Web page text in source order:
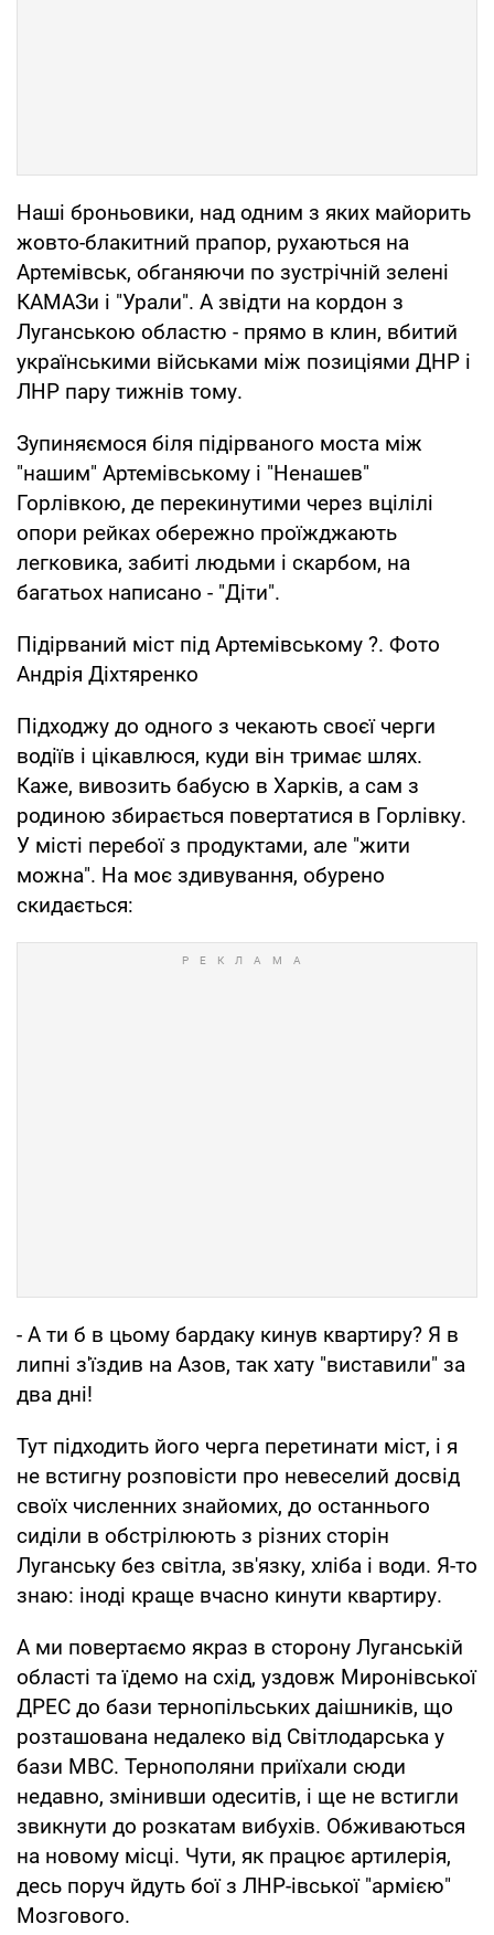
Наші броньовики, над одним з яких майорить
жовто-блакитний прапор, рухаються на
Артемівськ, обганяючи по зустрічній зелені
КАМАЗи і "Урали". А звідти на кордон з
Луганською областю - прямо в клин, вбитий
українськими військами між позиціями ДНР і
ЛНР пару тижнів тому.
Зупиняємося біля підірваного моста між
"нашим" Артемівському і "Ненашев"
Горлівкою, де перекинутими через вцілілі
опори рейках обережно проїжджають
легковика, забиті людьми і скарбом, на
багатьох написано - "Діти".
Підірваний міст під Артемівському ?. Фото
Андрія Діхтяренко
Підходжу до одного з чекають своєї черги
водіїв і цікавлюся, куди він тримає шлях.
Каже, вивозить бабусю в Харків, а сам з
родиною збирається повертатися в Горлівку.
У місті перебої з продуктами, але "жити
можна". На моє здивування, обурено
скидається:
- А ти б в цьому бардаку кинув квартиру? Я в
липні з'їздив на Азов, так хату "виставили" за
два дні!
Тут підходить його черга перетинати міст, і я
не встигну розповісти про невеселий досвід
своїх численних знайомих, до останнього
сиділи в обстрілюють з різних сторін
Луганську без світла, зв'язку, хліба і води. Я-то
знаю: іноді краще вчасно кинути квартиру.
А ми повертаємо якраз в сторону Луганській
області та їдемо на схід, уздовж Миронівської
ДРЕС до бази тернопільських даішників, що
розташована недалеко від Світлодарська у
бази МВС. Тернополяни приїхали сюди
недавно, змінивши одеситів, і ще не встигли
звикнути до розкатам вибухів. Обживаються
на новому місці. Чути, як працює артилерія,
десь поруч йдуть бої з ЛНР-івської "армією"
Мозгового.